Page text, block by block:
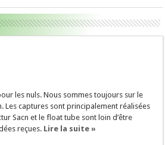
les nuls. Nous sommes toujours sur le
Les captures sont principalement réalisées
Sacn et le float tube sont loin d’être
reçues. Lire la suite »